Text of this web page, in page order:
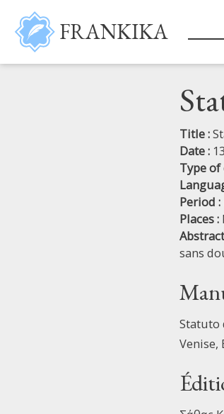
Skip to main content
FRANKIKA
Title :
Date :
Type
Period :
Places :
sans
Statuto
Venise,